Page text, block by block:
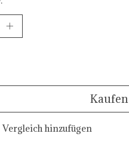
Kaufen
hinzufügen